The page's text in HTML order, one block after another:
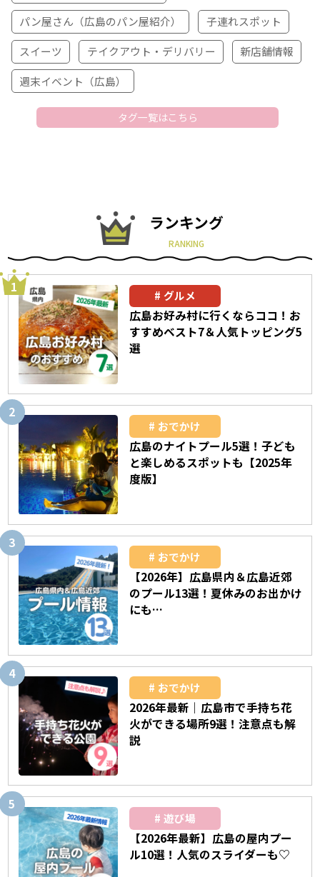
パン屋さん（広島のパン屋紹介）
子連れスポット
スイーツ
テイクアウト・デリバリー
新店舗情報
週末イベント（広島）
タグ一覧はこちら
ランキング
RANKING
グルメ
広島お好み村に行くならココ！お
すすめベスト7＆人気トッピング5
選
おでかけ
広島のナイトプール5選！子ども
と楽しめるスポットも【2025年
度版】
おでかけ
【2026年】広島県内＆広島近郊
のプール13選！夏休みのお出かけ
にも…
おでかけ
2026年最新｜広島市で手持ち花
火ができる場所9選！注意点も解
説
遊び場
【2026年最新】広島の屋内プー
ル10選！人気のスライダーも♡